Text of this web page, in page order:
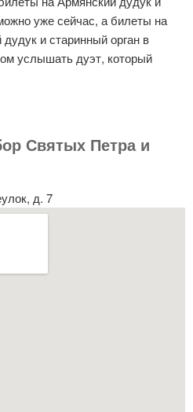
уже сейчас, а билеты на
и старинный орган в
услышать дуэт, который
Святых Петра и
д. 7